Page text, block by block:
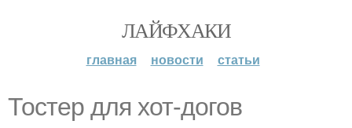
ЛАЙФХАКИ
главная новости статьи
Тостер для хот-догов